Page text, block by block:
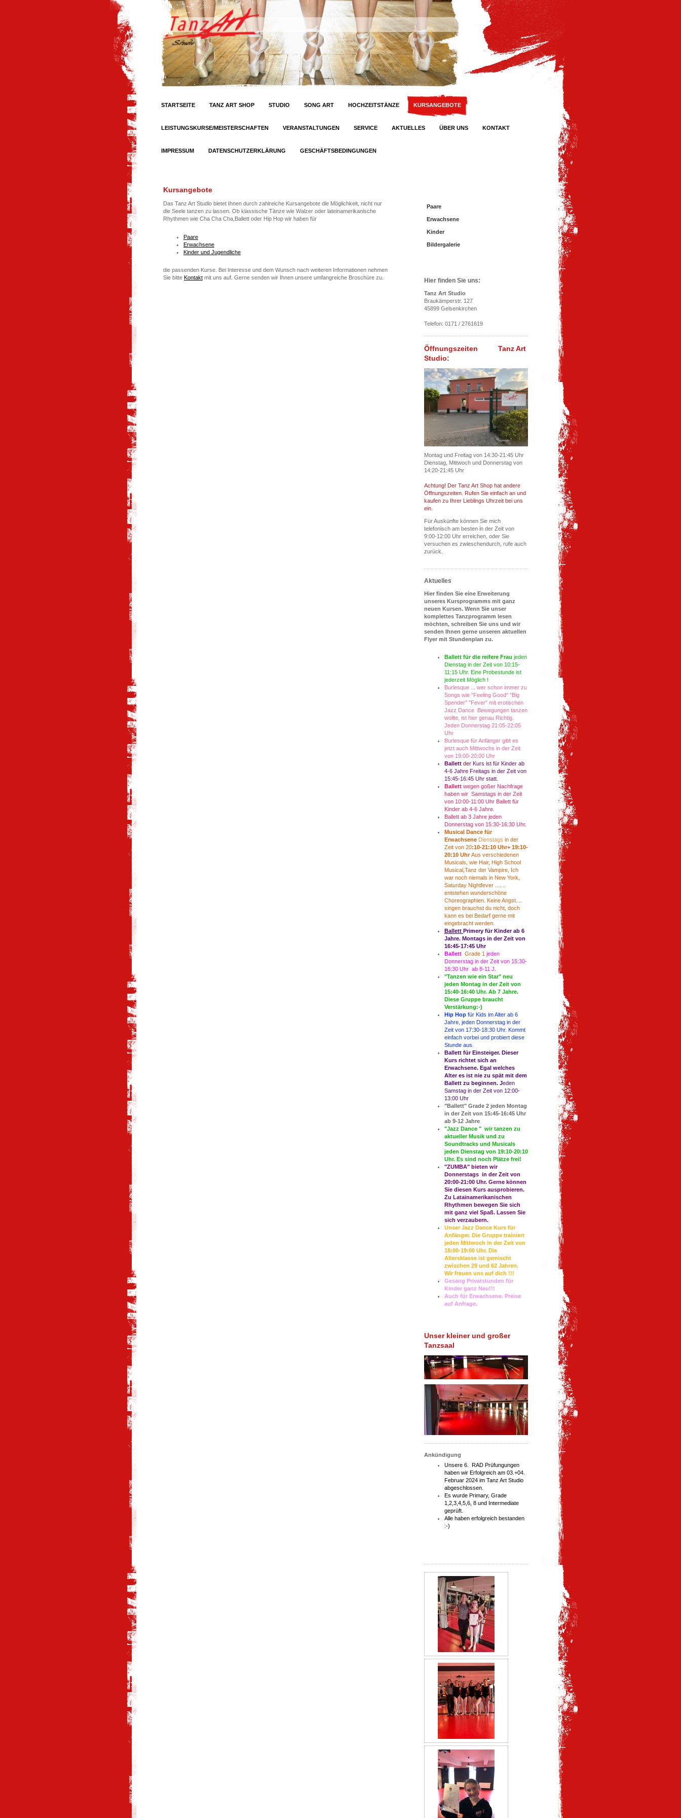
STARTSEITE TANZ ART SHOP STUDIO SONG ART HOCHZEITSTÄNZE KURSANGEBOTE
LEISTUNGSKURSE/MEISTERSCHAFTEN VERANSTALTUNGEN SERVICE AKTUELLES ÜBER UNS KONTAKT
IMPRESSUM DATENSCHUTZERKLÄRUNG GESCHÄFTSBEDINGUNGEN
Kursangebote
Das Tanz Art Studio bietet Ihnen durch zahlreiche Kursangebote die Möglichkeit, nicht nur
die Seele tanzen zu lassen. Ob klassische Tänze wie Walzer oder lateinamerikanische
Rhythmen wie Cha Cha Cha,Ballett oder Hip Hop wir haben für
Paare
Erwachsene
Kinder und Jugendliche
die passenden Kurse. Bei Interesse und dem Wunsch nach weiteren Informationen nehmen
Sie bitte Kontakt mit uns auf. Gerne senden wir Ihnen unsere umfangreiche Broschüre zu.
Paare
Erwachsene
Kinder
Bildergalerie
Hier finden Sie uns:
Tanz Art Studio
Braukämperstr. 127
45899 Gelsenkirchen
Telefon: 0171 / 2761619
Öffnungszeiten Tanz Art
Studio:
Montag und Freitag von 14:30-21:45 Uhr
Dienstag, Mittwoch und Donnerstag von
14:20-21:45 Uhr
Achtung! Der Tanz Art Shop hat andere
Öffnungszeiten. Rufen Sie einfach an und
kaufen zu Ihrer Lieblings Uhrzeit bei uns
ein.
Für Auskünfte können Sie mich
telefonisch am besten in der Zeit von
9:00-12:00 Uhr erreichen, oder Sie
versuchen es zwieschendurch, rufe auch
zurück.
Aktuelles
Hier finden Sie eine Erweiterung
unseres Kursprogramms mit ganz
neuen Kursen. Wenn Sie unser
komplettes Tanzprogramm lesen
möchten, schreiben Sie uns und wir
senden Ihnen gerne unseren aktuellen
Flyer mit Stundenplan zu.
Ballett für die reifere Frau jeden
Dienstag in der Zeit von 10:15-
11:15 Uhr. Eine Probestunde ist
jederzeit Möglich !
Burlesque ... wer schon immer zu
Songs wie "Feeling Good" "Big
Spender" "Fever" mit erotischen
Jazz Dance Bewegungen tanzen
wollte, ist hier genau Richtig.
Jeden Donnerstag 21:05-22:05
Uhr
Burlesque für Anfänger gibt es
jetzt auch Mittwochs in der Zeit
von 19:00-20:00 Uhr
Ballett der Kurs ist für Kinder ab
4-6 Jahre Freitags in der Zeit von
15:45-16:45 Uhr statt.
Ballett wegen goßer Nachfrage
haben wir Samstags in der Zeit
von 10:00-11:00 Uhr Ballett für
Kinder ab 4-6 Jahre.
Ballett ab 3 Jahre jeden
Donnerstag von 15:30-16:30 Uhr.
Musical Dance für
Erwachsene Dienstags in der
Zeit von 20:10-21:10 Uhr+ 19:10-
20:10 UhrAus verschiedenen
Musicals, wie Hair, High School
Musical,Tanz der Vampire, Ich
war noch niemals in New York,
Saturday Nightfever .......
entstehen wunderschöne
Choreographien. Keine Angst....
singen brauchst du nicht, doch
kann es bei Bedarf gerne mit
eingebracht werden.
Ballett Primery für Kinder ab 6
Jahre. Montags in der Zeit von
16:45-17:45 Uhr
Ballett Grade 1 jeden
Donnerstag in der Zeit von 15:30-
16:30 Uhr ab 8-11 J.
"Tanzen wie ein Star" neu
jeden Montag in der Zeit von
15:40-16:40 Uhr. Ab 7 Jahre.
Diese Gruppe braucht
Verstärkung:-)
Hip Hop für Kids im Alter ab 6
Jahre, jeden Donnerstag in der
Zeit von 17:30-18:30 Uhr. Kommt
einfach vorbei und probiert diese
Stunde aus.
Ballett für Einsteiger. Dieser
Kurs richtet sich an
Erwachsene. Egal welches
Alter es ist nie zu spät mit dem
Ballett zu beginnen. Jeden
Samstag in der Zeit von 12:00-
13:00 Uhr
"Ballett" Grade 2 jeden Montag
in der Zeit von 15:45-16:45 Uhr
ab 9-12 Jahre
"Jazz Dance " wir tanzen zu
aktueller Musik und zu
Soundtracks und Musicals
jeden Dienstag von 19:10-20:10
Uhr. Es sind noch Plätze frei!
"ZUMBA" bieten wir
Donnerstags in der Zeit von
20:00-21:00 Uhr. Gerne können
Sie diesen Kurs ausprobieren.
Zu Latainamerikanischen
Rhythmen bewegen Sie sich
mit ganz viel Spaß. Lassen Sie
sich verzaubern.
Unser Jazz Dance Kurs für
Anfänger. Die Gruppe trainiert
jeden Mittwoch in der Zeit von
18:00-19:00 Uhr. Die
Altersklasse ist gemischt
zwischen 29 und 62 Jahren.
Wir freuen uns auf dich !!!
Gesang Privatstunden für
Kinder ganz Neu!!!
Auch für Erwachsene. Preise
auf Anfrage.
Unser kleiner und großer
Tanzsaal
Ankündigung
Unsere 6. RAD Prüfungungen
haben wir Erfolgreich am 03.+04.
Februar 2024 im Tanz Art Studio
abgeschlossen.
Es wurde Primary, Grade
1,2,3,4,5,6, 8 und Intermediate
geprüft.
Alle haben erfolgreich bestanden
:-)